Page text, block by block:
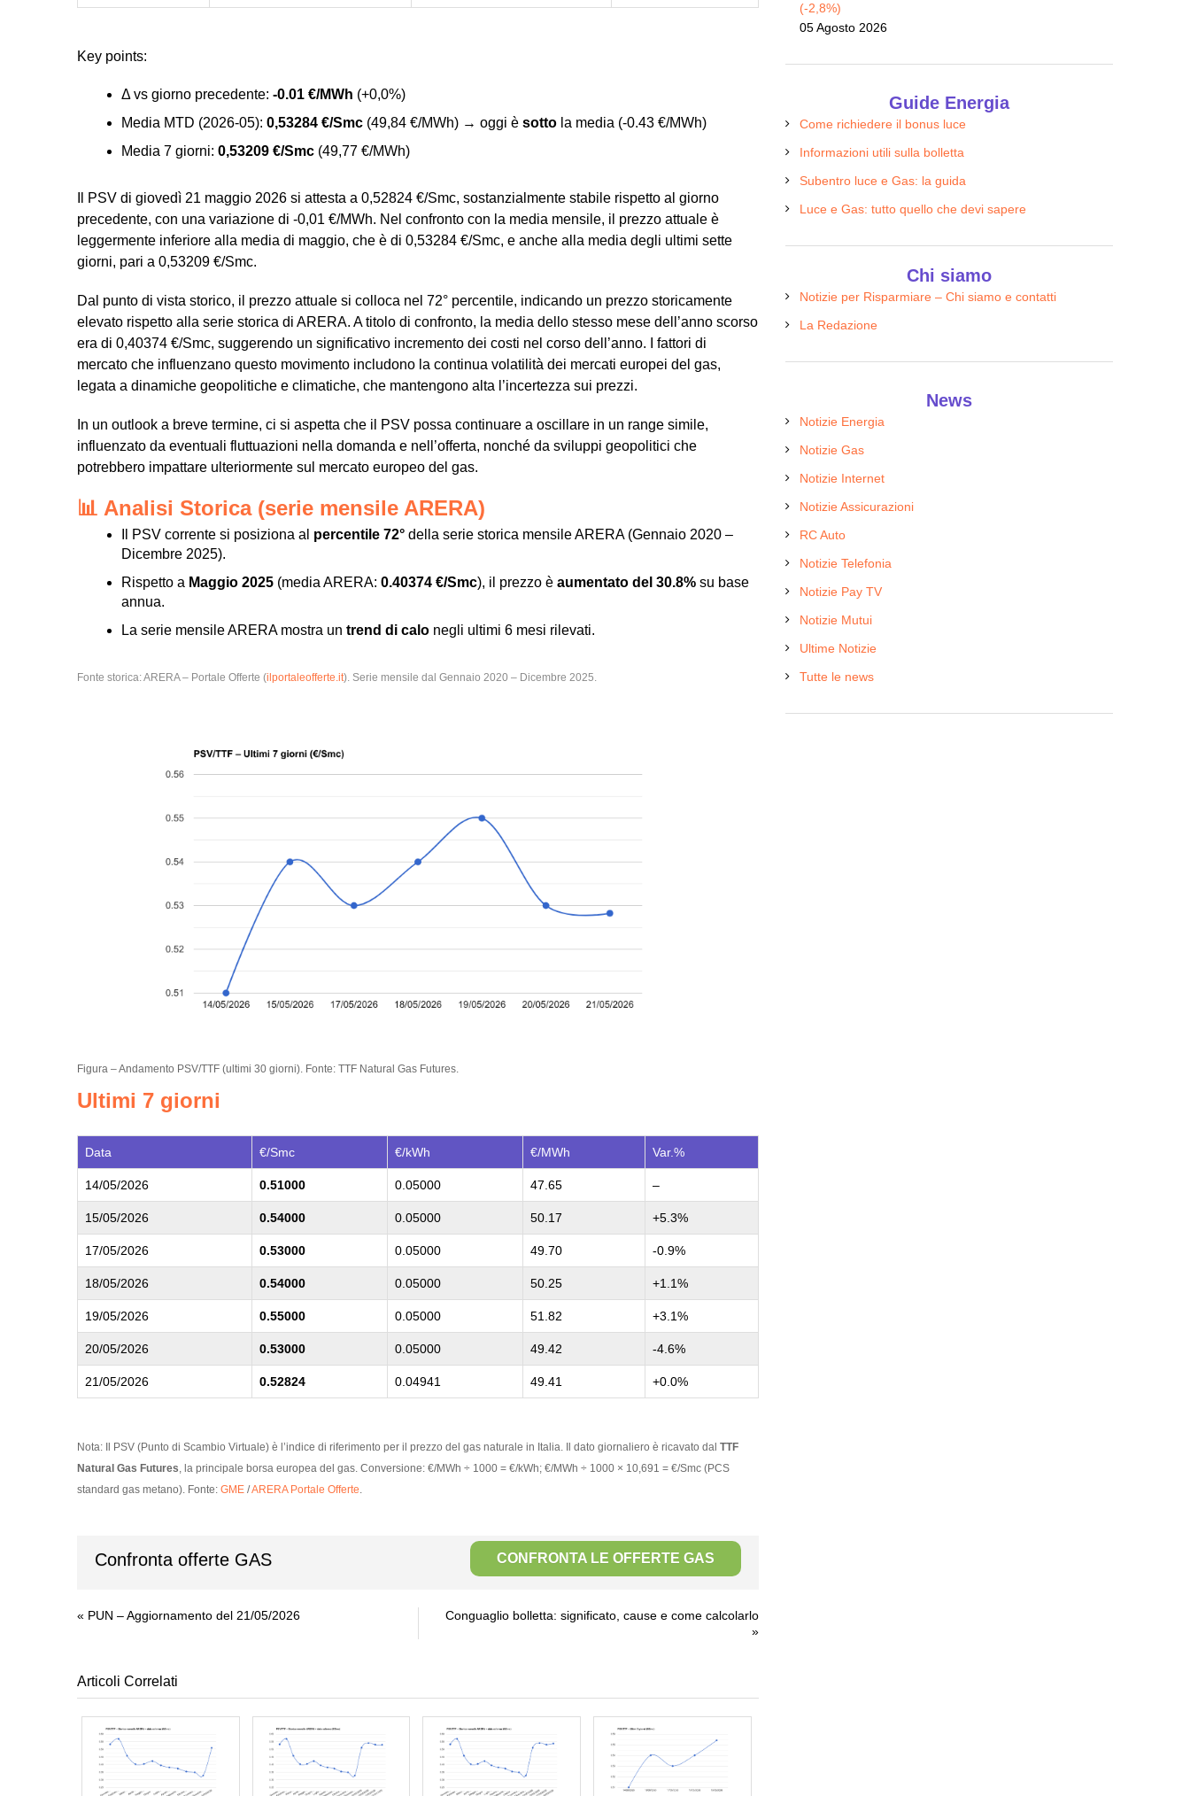
Key points:
Δ vs giorno precedente: -0.01 €/MWh (+0,0%)
Media MTD (2026-05): 0,53284 €/Smc (49,84 €/MWh) → oggi è sotto la media (-0.43 €/MWh)
Media 7 giorni: 0,53209 €/Smc (49,77 €/MWh)
Il PSV di giovedì 21 maggio 2026 si attesta a 0,52824 €/Smc, sostanzialmente stabile rispetto al giorno
precedente, con una variazione di -0,01 €/MWh. Nel confronto con la media mensile, il prezzo attuale è
leggermente inferiore alla media di maggio, che è di 0,53284 €/Smc, e anche alla media degli ultimi sette
giorni, pari a 0,53209 €/Smc.
Dal punto di vista storico, il prezzo attuale si colloca nel 72° percentile, indicando un prezzo storicamente
elevato rispetto alla serie storica di ARERA. A titolo di confronto, la media dello stesso mese dell’anno scorso
era di 0,40374 €/Smc, suggerendo un significativo incremento dei costi nel corso dell’anno. I fattori di
mercato che influenzano questo movimento includono la continua volatilità dei mercati europei del gas,
legata a dinamiche geopolitiche e climatiche, che mantengono alta l’incertezza sui prezzi.
In un outlook a breve termine, ci si aspetta che il PSV possa continuare a oscillare in un range simile,
influenzato da eventuali fluttuazioni nella domanda e nell’offerta, nonché da sviluppi geopolitici che
potrebbero impattare ulteriormente sul mercato europeo del gas.
📊 Analisi Storica (serie mensile ARERA)
Il PSV corrente si posiziona al percentile 72° della serie storica mensile ARERA (Gennaio 2020 –
Dicembre 2025).
Rispetto a Maggio 2025 (media ARERA: 0.40374 €/Smc), il prezzo è aumentato del 30.8% su base
annua.
La serie mensile ARERA mostra un trend di calo negli ultimi 6 mesi rilevati.
Fonte storica: ARERA – Portale Offerte (ilportaleofferte.it). Serie mensile dal Gennaio 2020 – Dicembre 2025.
Figura – Andamento PSV/TTF (ultimi 30 giorni). Fonte: TTF Natural Gas Futures.
Ultimi 7 giorni
Data €/Smc €/kWh €/MWh Var.%
14/05/2026 0.51000 0.05000 47.65 –
15/05/2026 0.54000 0.05000 50.17 +5.3%
17/05/2026 0.53000 0.05000 49.70 -0.9%
18/05/2026 0.54000 0.05000 50.25 +1.1%
19/05/2026 0.55000 0.05000 51.82 +3.1%
20/05/2026 0.53000 0.05000 49.42 -4.6%
21/05/2026 0.52824 0.04941 49.41 +0.0%
Nota: Il PSV (Punto di Scambio Virtuale) è l’indice di riferimento per il prezzo del gas naturale in Italia. Il dato giornaliero è ricavato dal TTF
Natural Gas Futures , la principale borsa europea del gas. Conversione: €/MWh ÷ 1000 = €/kWh; €/MWh ÷ 1000 × 10,691 = €/Smc (PCS
standard gas metano). Fonte: GME /ARERA Portale Offerte
Confronta offerte GAS CONFRONTA LE OFFERTE GAS
« PUN – Aggiornamento del 21/05/2026
Conguaglio bolletta: significato, cause e come calcolarlo
»
Articoli Correlati
(-2,8%)
05 Agosto 2026
Guide Energia
Come richiedere il bonus luce
Informazioni utili sulla bolletta
Subentro luce e Gas: la guida
Luce e Gas: tutto quello che devi sapere
Chi siamo
Notizie per Risparmiare – Chi siamo e contatti
La Redazione
News
Notizie Energia
Notizie Gas
Notizie Internet
Notizie Assicurazioni
RC Auto
Notizie Telefonia
Notizie Pay TV
Notizie Mutui
Ultime Notizie
Tutte le news